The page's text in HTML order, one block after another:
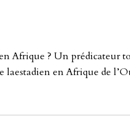
Af­ri­que ? Un
en Af­ri­que de